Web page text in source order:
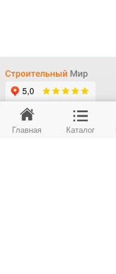
+7 (495) 414-22-76
Главная Каталог